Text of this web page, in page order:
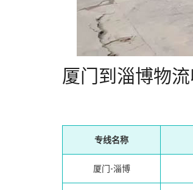
厦门到淄博物
专线名称
厦门-淄博